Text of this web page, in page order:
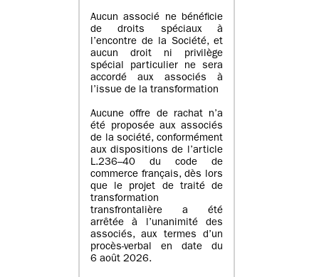
Aucun associé ne bénéficie
de droits spéciaux à
l’encontre de la Société, et
aucun droit ni privilège
spécial particulier ne sera
accordé aux associés à
l’issue de la transformation
Aucune offre de rachat n’a
été proposée aux associés
de la société, conformément
aux dispositions de l’article
L.236–40 du code de
commerce français, dès lors
que le projet de traité de
transformation
transfrontalière a été
arrêtée à l’unanimité des
associés, aux termes d’un
procès-verbal en date du
6 août 2026.